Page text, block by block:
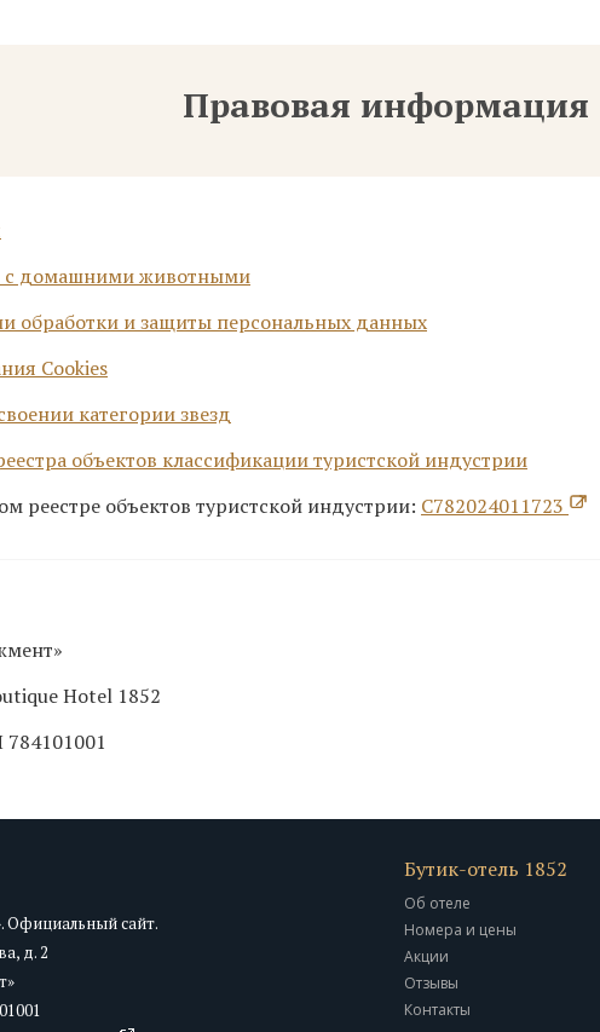
Правовая информация
с домашними животными
обработки и защиты персональных данных
Cookies
категории звезд
объектов классификации туристской индустрии
реестре объектов туристской индустрии: С782024011723
Hotel 1852
Официальный сайт.
д. 2
Бутик-отель 1852
Об отеле
Номера и цены
Акции
Отзывы
Контакты